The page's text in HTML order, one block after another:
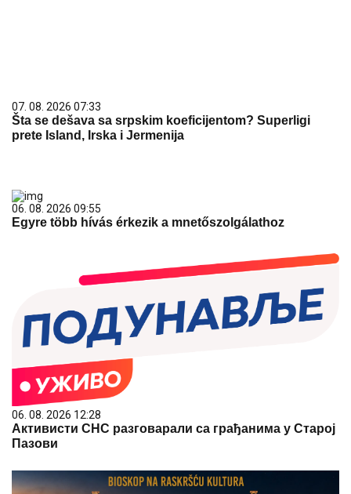
07. 08. 2026 07:33
Šta se dešava sa srpskim koeficijentom? Superligi
prete Island, Irska i Jermenija
06. 08. 2026 09:55
Egyre több hívás érkezik a mnetőszolgálathoz
06. 08. 2026 12:28
Активисти СНС разговарали са грађанима у Старој
Пазови